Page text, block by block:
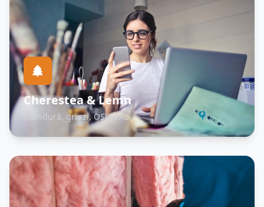
Cherestea & Lemn
Scândură, grinzi, OSB, PAL